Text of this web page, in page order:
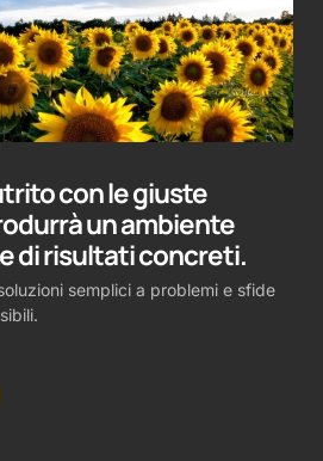
con le giuste
un ambiente
di risultati concreti.
semplici a problemi e sfide